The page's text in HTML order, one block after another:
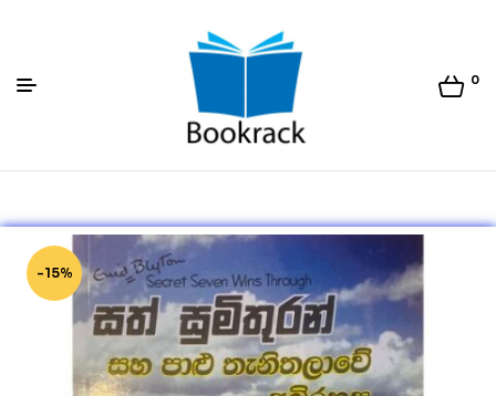
Bookrack.lk
0
-15%